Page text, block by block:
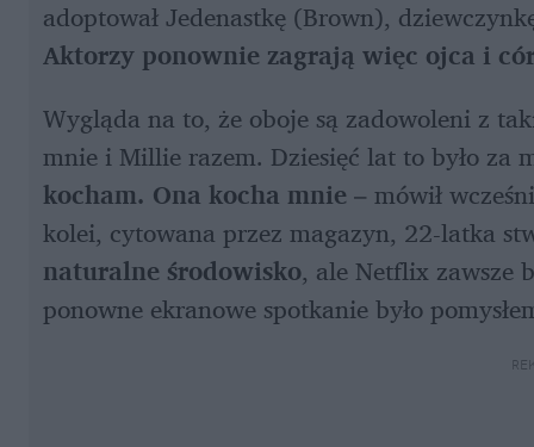
Aktorzy ponownie zagrają więc ojca i
Wygląda na to, że oboje są zadowoleni z
mnie i Millie razem. Dziesięć lat to było za
kocham. Ona kocha mnie – mówił
kolei, cytowana przez magazyn, 22-latka
naturalne środowisko, ale Netflix zawsze
ponowne ekranowe spotkanie było